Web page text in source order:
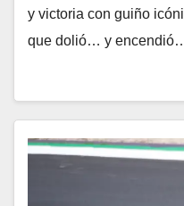
y victoria con guiño
que dolió… y